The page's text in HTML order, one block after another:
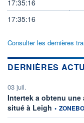
17:35:16
17:35:16
Consulter les dernières
DERNIÈRES
03 juil.
Intertek a obtenu
situé à Leigh information
•